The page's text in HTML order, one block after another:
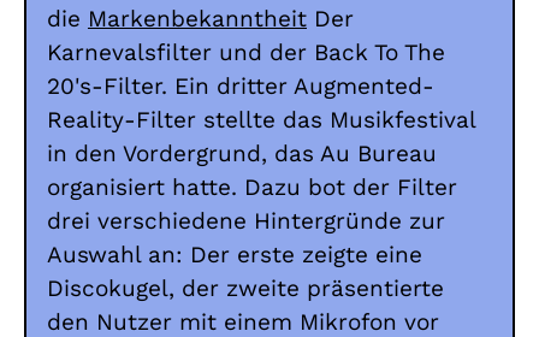
die Markenbekanntheit Der
Karnevalsfilter und der Back To The
20's-Filter. Ein dritter Augmented-
Reality-Filter stellte das Musikfestival
in den Vordergrund, das Au Bureau
organisiert hatte. Dazu bot der Filter
drei verschiedene Hintergründe zur
Auswahl an: Der erste zeigte eine
Discokugel, der zweite präsentierte
den Nutzer mit einem Mikrofon vor